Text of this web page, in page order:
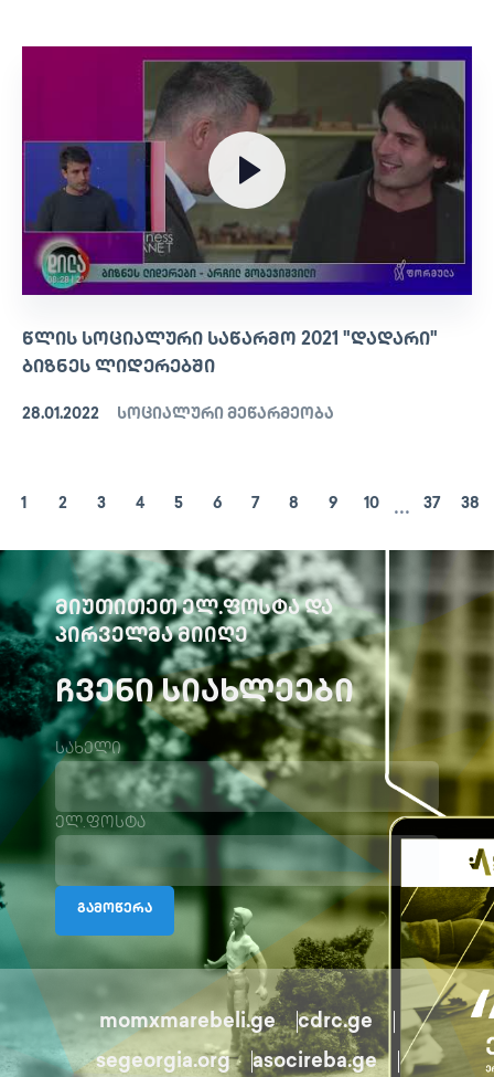
ᲬᲚᲘᲡ ᲡᲝᲪᲘᲐᲚᲣᲠᲘ ᲡᲐᲬᲐᲠᲛᲝ 2021 "ᲓᲐᲓᲐᲠᲘ"
ᲑᲘᲖᲜᲔᲡ ᲚᲘᲓᲔᲠᲔᲑᲨᲘ
28.01.2022 სოციალური მეწარმეობა
1 2 3 4 5 6 7 8 9 10 ... 37 38
ᲛᲘᲣᲗᲘᲗᲔᲗ ᲔᲚ.ᲤᲝᲡᲢᲐ ᲓᲐ
ᲞᲘᲠᲕᲔᲚᲛᲐ ᲛᲘᲘᲦᲔ
ᲩᲕᲔᲜᲘ ᲡᲘᲐᲮᲚᲔᲔᲑᲘ
სახელი
ელ.ფოსტა
გამოწერა
momxmarebeli.ge
cdrc.ge
segeorgia.org
asocireba.ge